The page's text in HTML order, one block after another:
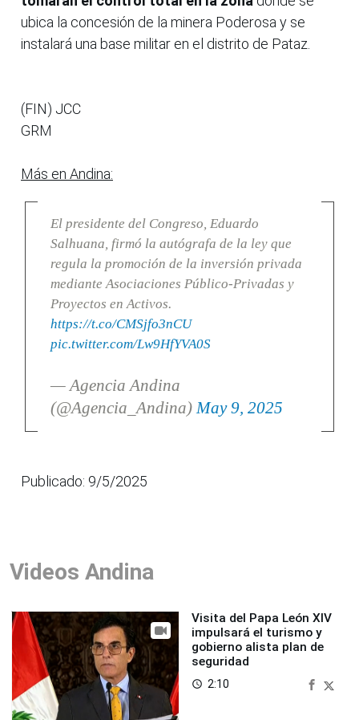
ubica la concesión de la minera Poderosa y se
instalará una base militar en el distrito de Pataz.
(FIN) JCC
GRM
Más en Andina:
El presidente del Congreso, Eduardo
Salhuana, firmó la autógrafa de la ley que
regula la promoción de la inversión privada
mediante Asociaciones Público-Privadas y
Proyectos en Activos.
https://t.co/CMSjfo3nCU
pic.twitter.com/Lw9HfYVA0S
— Agencia Andina
(@Agencia_Andina)May 9, 2025
Publicado: 9/5/2025
Videos Andina
Visita del Papa León XIV
impulsará el turismo y
gobierno alista plan de
seguridad
access_time 2:10